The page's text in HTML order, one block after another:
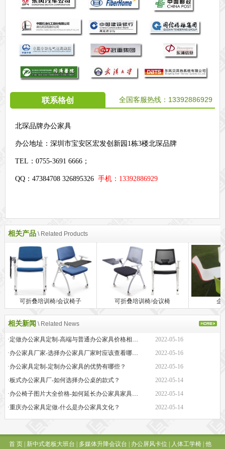
联系格创 全国客服热线： 13392886929
北琛品牌办公家具
办公地址： 深圳市宝安区宏发创新园1栋3楼北琛品牌
TEL：0755-3691 6666；
QQ：47384708 326895326 手机：13392886929
相关产品 \ Related Products
可折叠培训椅/会议椅子 可折叠培训椅/会议椅 企
相关新闻 \ Related News
2022-05-16
·办公家具厂家-选择办公家具厂家时应该查看哪些方面？
2022-05-16
·办公家具定制-定制办公家具的优势有哪些？
2022-05-16
·板式办公家具厂-如何选择办公桌的款式？
2022-05-14
·办公椅子图片大全价格-如何延长办公家具家具的保质期？
2022-05-14
·重庆办公家具定做-什么是办公家具文化？
2022-05-14
首 页| 新中式老板大班台 | 多媒体升降会议台 | 办公屏风卡位 | 人体工学椅| 他